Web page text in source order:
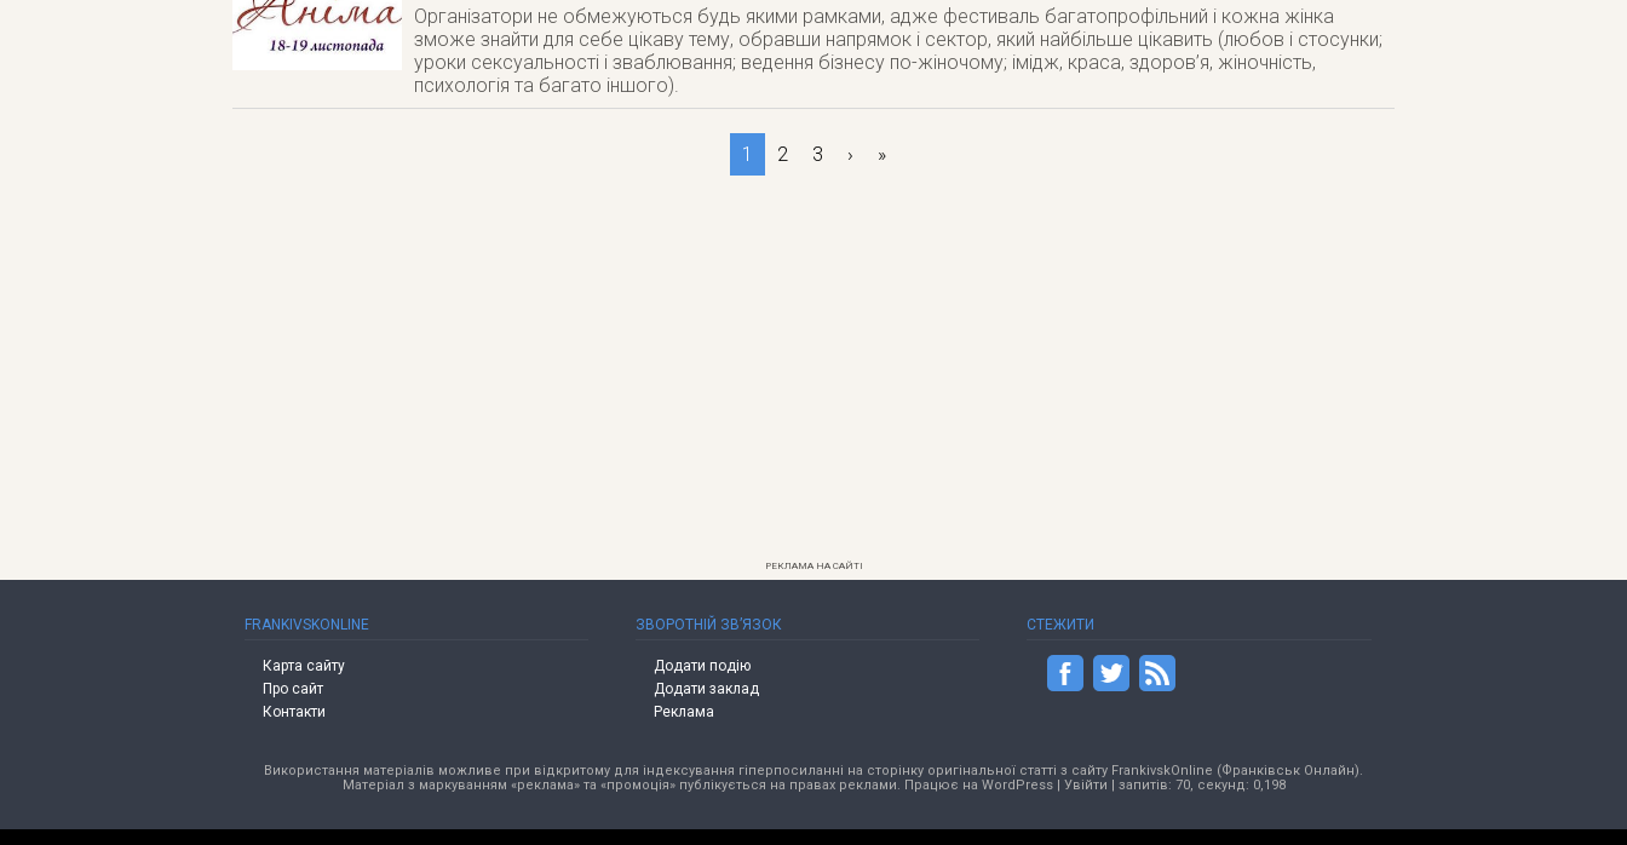
Організатори не обмежуються будь якими рамками, адже фестиваль багатопрофільний і кожна жінка
зможе знайти для себе цікаву тему, обравши напрямок і сектор, який найбільше цікавить (любов і стосунки;
уроки сексуальності і зваблювання; ведення бізнесу по-жіночому; імідж, краса, здоров’я, жіночність,
психологія та багато іншого).
1 2 3 › »
РЕКЛАМА НА САЙТІ
FRANKIVSKONLINE
Карта сайту
Про сайт
Контакти
ЗВОРОТНІЙ ЗВ’ЯЗОК
Додати подію
Додати заклад
Реклама
СТЕЖИТИ
Використання матеріалів можливе при відкритому для індексування гіперпосиланні на сторінку оригінальної статті з сайту FrankivskOnline (Франківськ Онлайн).
Матеріал з маркуванням «реклама» та «промоція» публікується на правах реклами. Працює на WordPress| Увійти | запитів: 70, секунд: 0,198